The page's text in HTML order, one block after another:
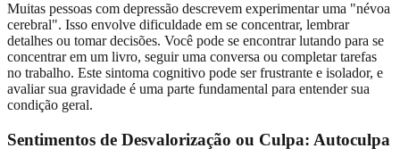
Muitas pessoas com depressão descrevem experimentar uma "névoa
cerebral". Isso envolve dificuldade em se concentrar, lembrar
detalhes ou tomar decisões. Você pode se encontrar lutando para se
concentrar em um livro, seguir uma conversa ou completar tarefas
no trabalho. Este sintoma cognitivo pode ser frustrante e isolador, e
avaliar sua gravidade é uma parte fundamental para entender sua
condição geral.
Sentimentos de Desvalorização ou Culpa: Autoculpa